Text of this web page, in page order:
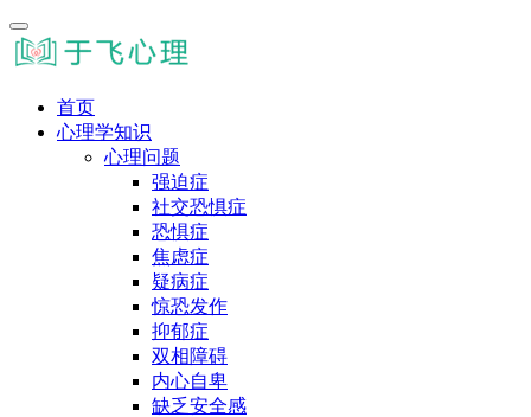
首页
心理学知识
心理问题
强迫症
社交恐惧症
恐惧症
焦虑症
疑病症
惊恐发作
抑郁症
双相障碍
内心自卑
缺乏安全感